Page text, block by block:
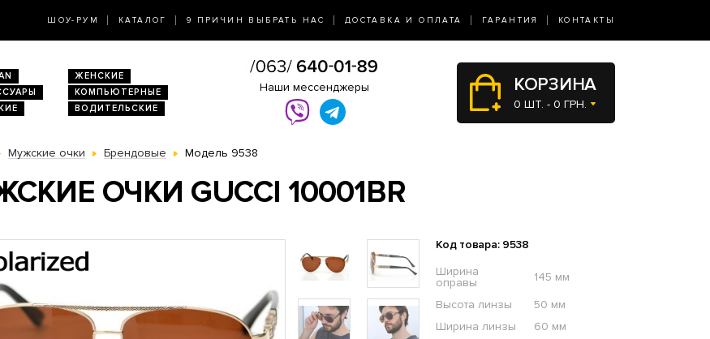
ШОУ-РУМ КАТАЛОГ 9 ПРИЧИН ВЫБРАТЬ НАС ДОСТАВКА И ОПЛАТА ГАРАНТИЯ КОНТАКТЫ
ЖЕНСКИЕ
КОМПЬЮТЕРНЫЕ
ВОДИТЕЛЬСКИЕ
Наши мессенджеры КОРЗИНА
0 ШТ. - 0 ГРН.
Мужские очки Брендовые Модель 9538
ОЧКИ GUCCI 10001BR
Код товара: 9538
Ширина
оправы
145 мм
Высота линзы
50 мм
Ширина линзы
60 мм